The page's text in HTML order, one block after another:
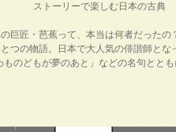
ストーリーで楽しむ日本の古
巨匠・芭蕉って、本当は何者だった
とつの物語。日本で大人気の俳諧師と
ものどもが夢のあと」などの名句とと